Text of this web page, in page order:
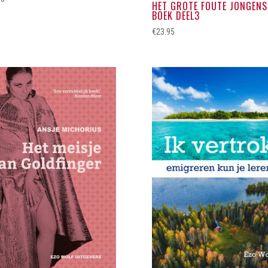
HET GROTE FOUTE JONGENS
BOEK DEEL3
€23.95